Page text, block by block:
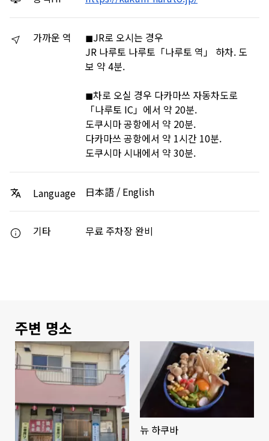
가까운 역
◼︎JR로 오시는 경우
JR 나루토 나루토「나루토 역」 하차. 도
보 약 4분.
◼︎차로 오실 경우 다카마쓰 자동차도로
「나루토 IC」에서 약 20분.
도쿠시마 공항에서 약 20분.
다카마쓰 공항에서 약 1시간 10분.
도쿠시마 시내에서 약 30분.
Language 日本語 / English
기타 무료 주차장 완비
주변 명소
뉴 하쿠바